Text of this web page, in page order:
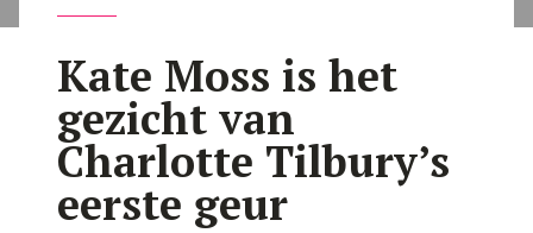
Kate Moss is het
gezicht van
Charlotte Tilbury’s
eerste geur